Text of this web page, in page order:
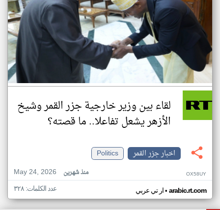
لقاء بين وزير خارجية جزر القمر وشيخ
الأزهر يشعل تفاعلا.. ما قصته؟
اخبار جزر القمر
Politics
May 24, 2026
منذ شهرين OX58UY
ار تي عربي• arabic.rt.com عدد الكلمات: ٣٢٨